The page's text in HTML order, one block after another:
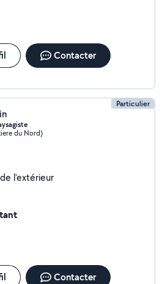
Contacter
Particulier
du Nord)
l'extérieur
Contacter